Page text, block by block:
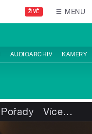
ŽIVĚ MENU
AUDIOARCHIV KAMERY
Pořady Více…